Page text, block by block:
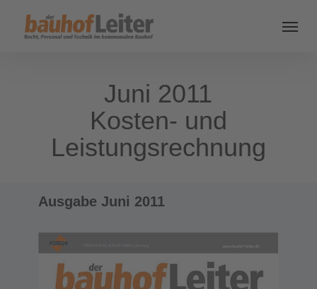
Juni 2011
Kosten- und
Leistungsrechnung
Ausgabe Juni 2011